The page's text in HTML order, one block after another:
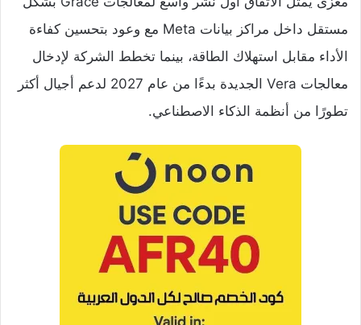
مستقل داخل مراكز بيانات Meta مع وعود بتحسين كفاءة
الأداء مقابل استهلاك الطاقة، بينما تخطط الشركة لإدخال
معالجات Vera الجديدة بدءًا من عام 2027 لدعم أجيال أكثر
تطورًا من أنظمة الذكاء الاصطناعي.